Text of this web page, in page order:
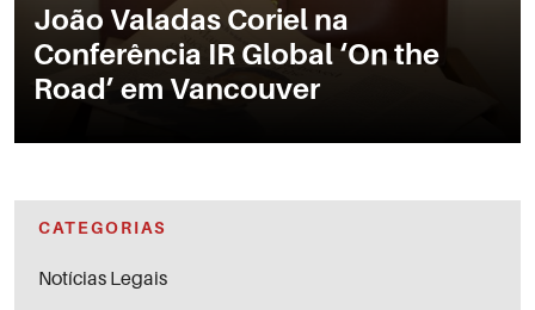
João Valadas Coriel na
Conferência IR Global ‘On the
Road’ em Vancouver
CATEGORIAS
Notícias Legais